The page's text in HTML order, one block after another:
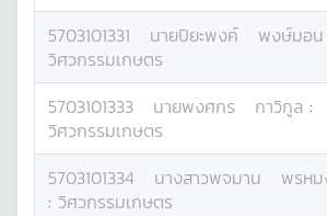
5703101331
นายปิยะพงค์ พงษ์มอน
วิศวกรรมเกษตร
5703101333 นายพงศกร กาวิกูล :
วิศวกรรมเกษตร
5703101334 นางสาวพจมาน
พรหม
: วิศวกรรมเกษตร